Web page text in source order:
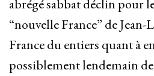
abrégé sabbat déclin pour
“nouvelle France” de
France du entiers quant à
possiblement lendemain